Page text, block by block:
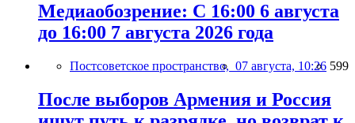
Медиаобозрение: С 16:00 6 августа
до 16:00 7 августа 2026 года
Постсоветское пространство, 07 августа, 10:26 599
После выборов Армения и Россия